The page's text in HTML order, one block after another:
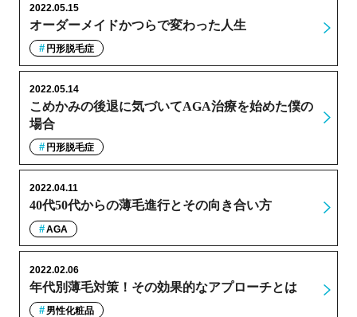
オーダーメイドかつらで変わった人生
2022.05.15
円形脱毛症
こめかみの後退に気づいてAGA治療を始めた僕の
場合
2022.05.14
円形脱毛症
40代50代からの薄毛進行とその向き合い方
2022.04.11
AGA
年代別薄毛対策！その効果的なアプローチとは
2022.02.06
男性化粧品